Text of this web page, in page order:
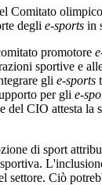
olimpico
degli e-sports in
promotore
sportive e
gli e-sports
per gli e-
CIO attesta la
sport
Ciò